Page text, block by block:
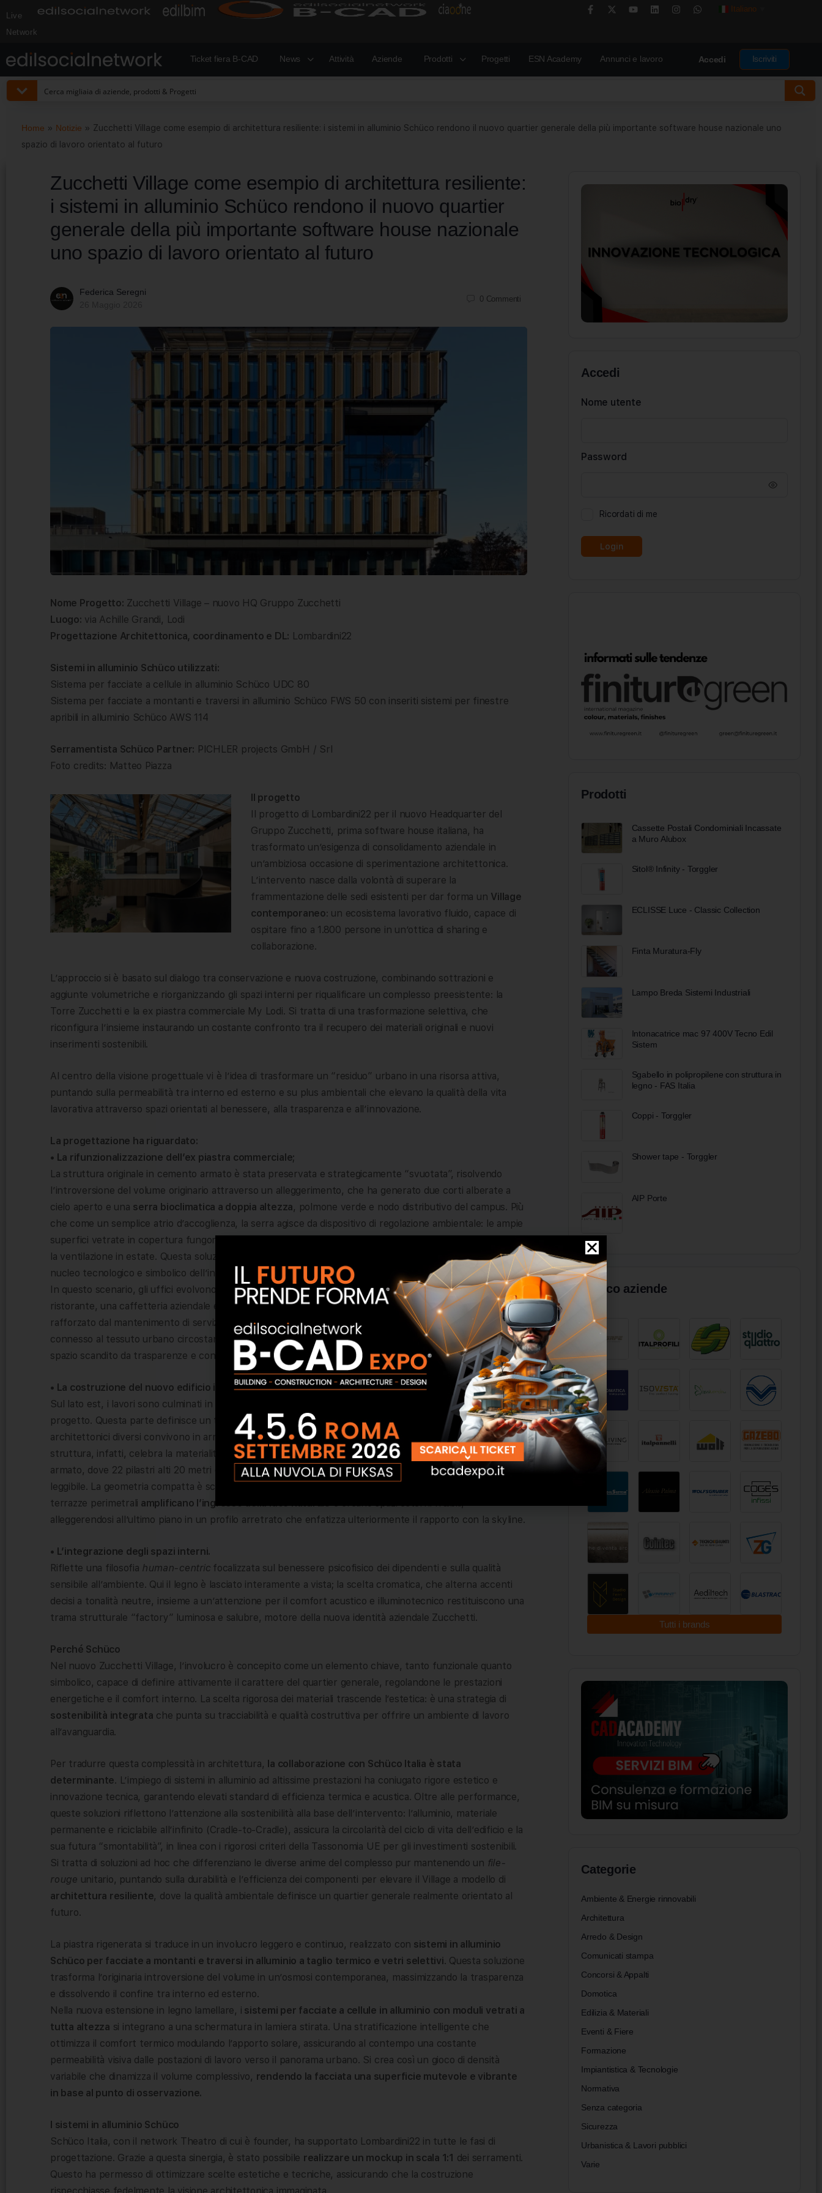
Live
Network
Italiano
Ticket fiera B-CAD News Attività Aziende Prodotti Progetti ESN Academy Annunci e lavoro Accedi Iscriviti
Home » Notizie » Zucchetti Village come esempio di architettura resiliente: i sistemi in alluminio Schüco rendono il nuovo quartier generale della più importante software house nazionale uno
spazio di lavoro orientato al futuro
Zucchetti Village come esempio di architettura resiliente:
i sistemi in alluminio Schüco rendono il nuovo quartier
generale della più importante software house nazionale
uno spazio di lavoro orientato al futuro
Federica Seregni
0 Commenti
Nome Progetto: Zucchetti Village – nuovo HQ Gruppo Zucchetti
Luogo: via Achille Grandi, Lodi
Progettazione Architettonica, coordinamento e DL: Lombardini22
Sistemi in alluminio Schüco utilizzati:
Sistema per facciate a cellule in alluminio Schüco UDC 80
Sistema per facciate a montanti e traversi in alluminio Schüco FWS 50 con inseriti sistemi per finestre
apribili in alluminio Schüco AWS 114
Serramentista Schüco Partner: PICHLER projects GmbH / Srl
Foto credits: Matteo Piazza
Il progetto
Il progetto di Lombardini22 per il nuovo Headquarter del
Gruppo Zucchetti, prima software house italiana, ha
trasformato un’esigenza di consolidamento aziendale in
un’ambiziosa occasione di sperimentazione architettonica.
L’intervento nasce dalla volontà di superare la
frammentazione delle sedi esistenti per dar forma un Village
contemporaneo: un ecosistema lavorativo fluido, capace di
ospitare fino a 1.800 persone in un’ottica di sharing e
collaborazione.
L’approccio si è basato sul dialogo tra conservazione e nuova costruzione, combinando sottrazioni e
aggiunte volumetriche e riorganizzando gli spazi interni per riqualificare un complesso preesistente: la
Torre Zucchetti e la ex piastra commerciale My Lodi. Si tratta di una trasformazione selettiva, che
riconfigura l’insieme instaurando un costante confronto tra il recupero dei materiali originali e nuovi
inserimenti sostenibili.
Al centro della visione progettuale vi è l’idea di trasformare un “residuo” urbano in una risorsa attiva,
puntando sulla permeabilità tra interno ed esterno e su plus ambientali che elevano la qualità della vita
lavorativa attraverso spazi orientati al benessere, alla trasparenza e all’innovazione.
La progettazione ha riguardato:
• La rifunzionalizzazione dell’ex piastra commerciale;
La struttura originale in cemento armato è stata preservata e strategicamente “svuotata”, risolvendo
l’introversione del volume originario attraverso un alleggerimento, che ha generato due corti alberate a
cielo aperto e una serra bioclimatica a doppia altezza, polmone verde e nodo distributivo del campus. Più
che come un semplice atrio d’accoglienza, la serra agisce da dispositivo di regolazione ambientale: le ampie
superfici vetrate in copertura fungono da “buffer” energetico, captando il calore in inverno e favorendo
la ventilazione in estate. Questa soluzione riduce il fabbisogno energetico dell’edificio, trasformandolo nel
nucleo tecnologico e simbolico dell’intero complesso.
In questo scenario, gli uffici evolvono in unmix funzionale eterogeneo, integrando un auditorium, un
ristorante, una caffetteria aziendale e aree
leisure dedicate ai dipendenti. Il legame con la città è
rafforzato dal mantenimento di servizi aperti al pubblico, che trasformano il Village in un elemento
connesso al tessuto urbano circostante. Dove un tempo sorgeva un monolite chiuso, oggi si apre uno
spazio scandito da trasparenze e connessioni visive tra interno ed esterno.
• La costruzione del nuovo edificio in legno;
Sul lato est, i lavori sono culminati in un nuovo corpo di fabbrica di sei piani, landmark identitario del
progetto. Questa parte definisce un tutt’uno composito con la piastra rigenerata: due linguaggi
architettonici diversi convivono in armonia, esprimendo logiche costruttive complementari. La nuova
struttura, infatti, celebra la materialità naturale attraverso una maglia ibrida in legno lamellare e cemento
armato, dove 22 pilastri alti 20 metri con un passo strutturale di 8,40 metri, disegnano una forma calda e
leggibile. La geometria compatta è scandita da vuoti angolari a doppia altezza: ampie
terrazze perimetrali amplificano l’ingresso della luce naturale
alleggerendosi all’ultimo piano in un profilo arretrato che enfatizza ulteriormente il rapporto con la skyline.
• L’integrazione degli spazi interni.
Riflette una filosofia human-centric focalizzata sul benessere psicofisico dei dipendenti e sulla qualità
sensibile all’ambiente. Qui il legno è lasciato interamente a vista; la scelta cromatica, che alterna accenti
decisi a tonalità neutre, insieme a un’attenzione per il comfort acustico e illuminotecnico restituiscono una
trama strutturale “factory” luminosa e salubre, motore della nuova identità aziendale Zucchetti.
Perché Schüco
Nel nuovo Zucchetti Village, l’involucro è concepito come un elemento chiave, tanto funzionale quanto
simbolico, capace di definire attivamente il carattere del quartier generale, regolandone le prestazioni
energetiche e il comfort interno. La scelta rigorosa dei materiali trascende l’estetica: è una strategia di
sostenibilità integrata che punta su tracciabilità e qualità costruttiva per offrire un ambiente di lavoro
all’avanguardia.
Per tradurre questa complessità in architettura, la collaborazione con Schüco Italia è stata
determinante. L’impiego di sistemi in alluminio ad altissime prestazioni ha coniugato rigore estetico e
innovazione tecnica, garantendo elevati standard di efficienza termica e acustica. Oltre alle performance,
queste soluzioni riflettono l’attenzione alla sostenibilità alla base dell’intervento: l’alluminio, materiale
permanente e riciclabile all’infinito (Cradle-to-Cradle), assicura la circolarità del ciclo di vita dell’edificio e la
sua futura “smontabilità”, in linea con i rigorosi criteri della Tassonomia UE per gli investimenti sostenibili.
Si tratta di soluzioni ad hoc che differenziano le diverse anime del complesso pur mantenendo un file-
rouge unitario, puntando sulla durabilità e l’efficienza dei componenti per elevare il Village a modello di
architettura resiliente, dove la qualità ambientale definisce un quartier generale realmente orientato al
futuro.
La piastra rigenerata si traduce in un involucro leggero e continuo, realizzato con sistemi in alluminio
Schüco per facciate a montanti e traversi in alluminio a taglio termico e vetri selettivi. Questa soluzione
trasforma l’originaria introversione del volume in un’osmosi contemporanea, massimizzando la trasparenza
e dissolvendo il confine tra interno ed esterno.
Nella nuova estensione in legno lamellare, i sistemi per facciate a cellule in alluminio con moduli vetrati a
tutta altezza si integrano a una schermatura in lamiera stirata. Una stratificazione intelligente che
ottimizza il comfort termico modulando l’apporto solare, assicurando al contempo una costante
permeabilità visiva dalle postazioni di lavoro verso il panorama urbano. Si crea così un gioco di densità
variabile che dinamizza il volume complessivo, rendendo la facciata una superficie mutevole e vibrante
in base al punto di osservazione.
I sistemi in alluminio Schüco
Schüco Italia, con il network Theatro di cui è founder, ha supportato Lombardini22 in tutte le fasi di
progettazione. Grazie a questa sinergia, è stato possibile realizzare un mockup in scala 1:1 dei serramenti.
Questo ha permesso di ottimizzare scelte estetiche e tecniche, assicurando che la costruzione
rispecchiasse fedelmente la visione architettonica immaginata.
Accedi
Nome utente
Password
Ricordati di me
Prodotti
Cassette Postali Condominiali Incassate
a Muro Alubox
Sitol® Infinity - Torggler
ECLISSE Luce - Classic Collection
Finta Muratura-Fly
Lampo Breda Sistemi Industriali
Intonacatrice mac 97 400V Tecno Edil
Sistem
Sgabello in polipropilene con struttura in
legno - FAS Italia
Coppi - Torggler
Shower tape - Torggler
AIP Porte
Elenco aziende
Tutti i brands
Categorie
Ambiente & Energie rinnovabili
Architettura
Arredo & Design
Comunicati stampa
Concorsi & Appalti
Domotica
Edilizia & Materiali
Eventi & Fiere
Formazione
Impiantistica & Tecnologie
Normativa
Senza categoria
Sicurezza
Urbanistica & Lavori pubblici
Varie